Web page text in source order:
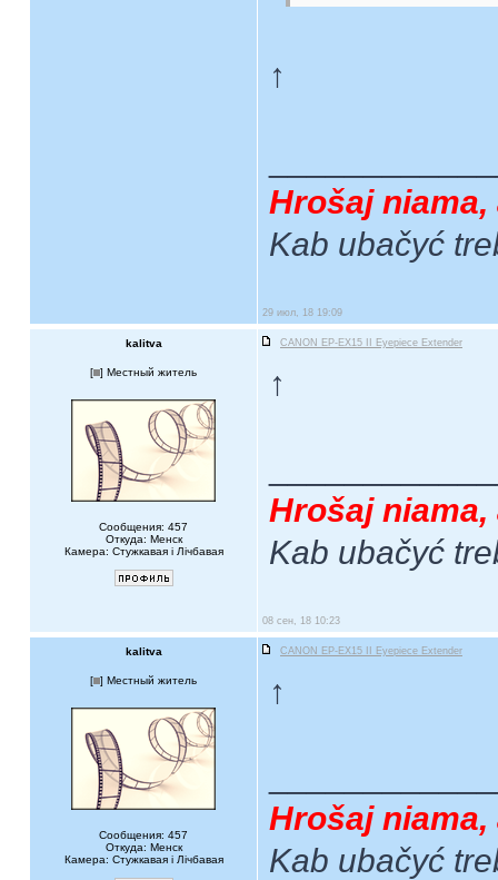
↑
Hrošaj
Kab ubačyć
29 июл, 18 19:09
kalitva CANON EP-EX15 II Eyepiece Extender
[ ] Местный житель
Сообщения: 457
Откуда: Менск
Камера: Стужкавая i Лічбавая
↑
Hrošaj
Kab ubačyć
08 сен, 18 10:23
kalitva CANON EP-EX15 II Eyepiece Extender
[ ] Местный житель
Сообщения: 457
Откуда: Менск
Камера: Стужкавая i Лічбавая
↑
Hrošaj
Kab ubačyć